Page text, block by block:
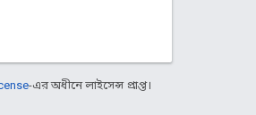
-এর অধীনে লাইসেন্স প্রাপ্ত।